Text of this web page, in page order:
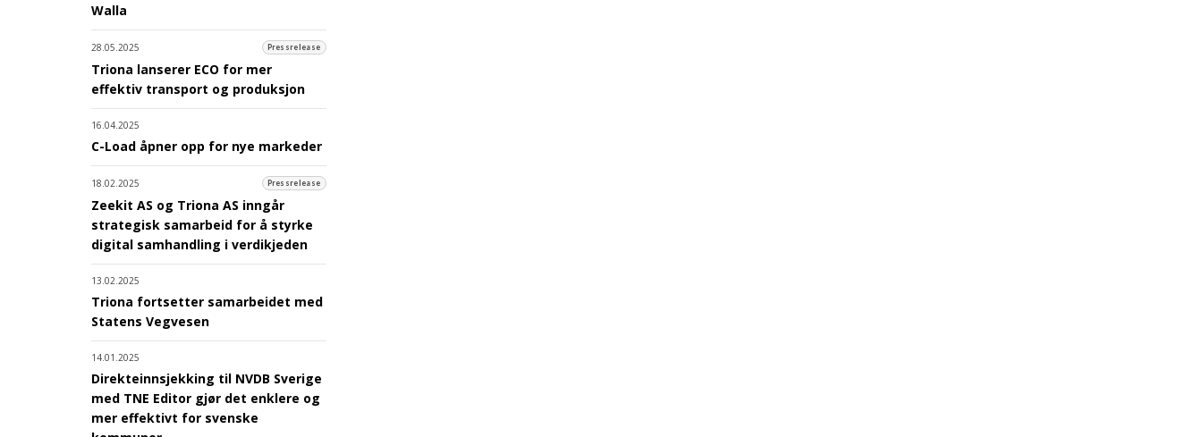
Walla
28.05.2025 Pressrelease
Triona lanserer ECO for mer
effektiv transport og produksjon
16.04.2025
C-Load åpner opp for nye markeder
18.02.2025 Pressrelease
Zeekit AS og Triona AS inngår
strategisk samarbeid for å styrke
digital samhandling i verdikjeden
13.02.2025
Triona fortsetter samarbeidet med
Statens Vegvesen
14.01.2025
Direkteinnsjekking til NVDB Sverige
med TNE Editor gjør det enklere og
mer effektivt for svenske